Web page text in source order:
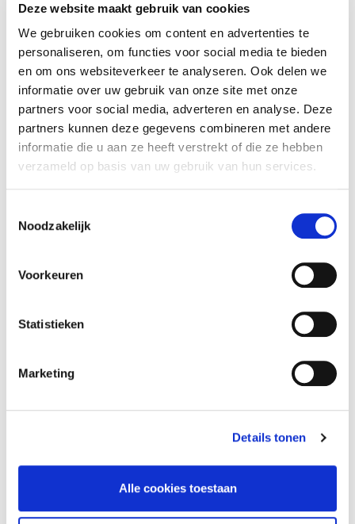
Deze website maakt gebruik van cookies
We gebruiken cookies om content en advertenties te
personaliseren, om functies voor social media te bieden
en om ons websiteverkeer te analyseren. Ook delen we
informatie over uw gebruik van onze site met onze
partners voor social media, adverteren en analyse. Deze
partners kunnen deze gegevens combineren met andere
informatie die u aan ze heeft verstrekt of die ze hebben
verzameld op basis van uw gebruik van hun services.
Noodzakelijk
Voorkeuren
Statistieken
Marketing
Details tonen
Alle cookies toestaan
AUG
Fanshop?